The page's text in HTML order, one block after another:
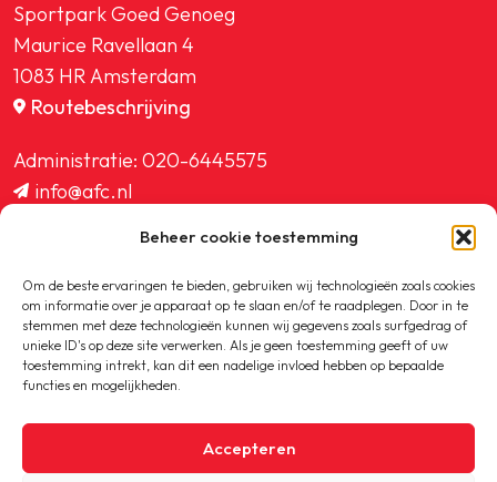
Beheer cookie toestemming
Om de beste ervaringen te bieden, gebruiken wij technologieën zoals cookies
om informatie over je apparaat op te slaan en/of te raadplegen. Door in te
stemmen met deze technologieën kunnen wij gegevens zoals surfgedrag of
unieke ID's op deze site verwerken. Als je geen toestemming geeft of uw
toestemming intrekt, kan dit een nadelige invloed hebben op bepaalde
functies en mogelijkheden.
Accepteren
Sportpark Goed Genoeg
Maurice Ravellaan 4
1083 HR Amsterdam
Routebeschrijving
Administratie: 020-6445575
info@afc.nl
ledenadministratie@afc.nl
Copyright © 2020-2026 AFC